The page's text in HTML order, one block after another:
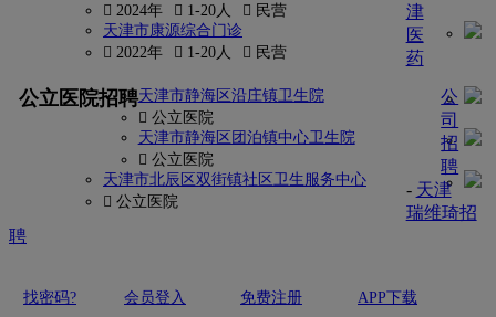
 2024年
 1-20人
 民营
天津市康源综合门诊
 2022年
 1-20人  民营
公立医院招聘天津市静海区沿庄镇卫生院
 公立医院
天津市静海区团泊镇中心卫生院
 公立医院
天津市北辰区双街镇社区卫生服务中心
 公立医院
津
医
药
公
司
招
聘
- 天津
瑞维琦招
聘
找密码? 会员登入 免费注册
APP下载